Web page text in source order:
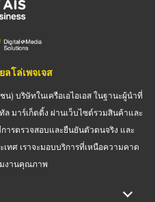
ลโล่เพจเจส
) บริษัทในเครือเอไอเอส ในฐานะผู้นำที่
มาร์เก็ตติ้ง ผ่านเว็บไซต์รวมสินค้าและ
ารตรวจสอบและยืนยันตัวตนจริง และ
ทศ เราจะมอบบริการที่เหนือความคาด
งานคุณภาพ